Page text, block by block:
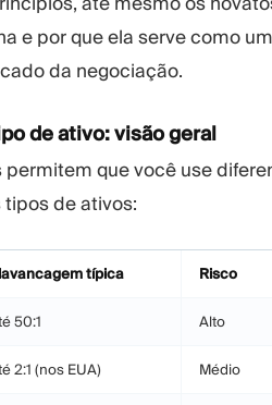
e por que ela serve como
da negociação.
de ativo: visão geral
que você use
de ativos:
típica Risco
50:1 Alto
2:1 (nos EUA) Médio